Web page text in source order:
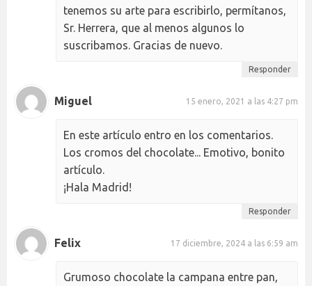
tenemos su arte para escribirlo, permítanos,
Sr. Herrera, que al menos algunos lo
suscribamos. Gracias de nuevo.
Responder
Miguel 15 enero, 2021 a las 4:27 pm
En este artículo entro en los comentarios.
Los cromos del chocolate... Emotivo, bonito
artículo.
¡Hala Madrid!
Responder
Felix 17 diciembre, 2024 a las 6:59 am
Grumoso chocolate la campana entre pan,